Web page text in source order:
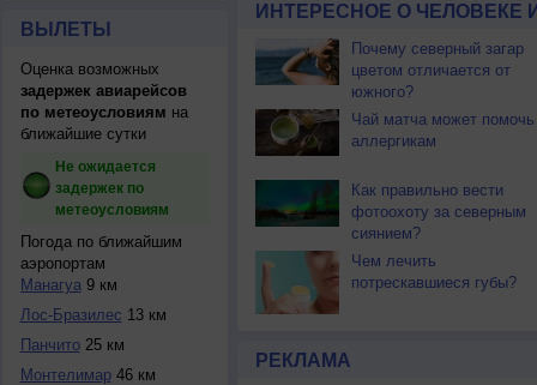
ВЫЛЕТЫ
Оценка возможных
задержек авиарейсов
по метеоусловиям на
ближайшие сутки
Не ожидается
задержек по
метеоусловиям
Погода по ближайшим
аэропортам
Манагуа9 км
Лос-Бразилес 13 км
Панчито25 км
Монтелимар46 км
ИНТЕРЕСНОЕ О ЧЕЛОВЕКЕ
Почему северный загар
цветом отличается от
южного?
Чай матча может помочь
аллергикам
Как правильно вести
фотоохоту за северным
сиянием?
Чем лечить
потрескавшиеся губы?
РЕКЛАМА